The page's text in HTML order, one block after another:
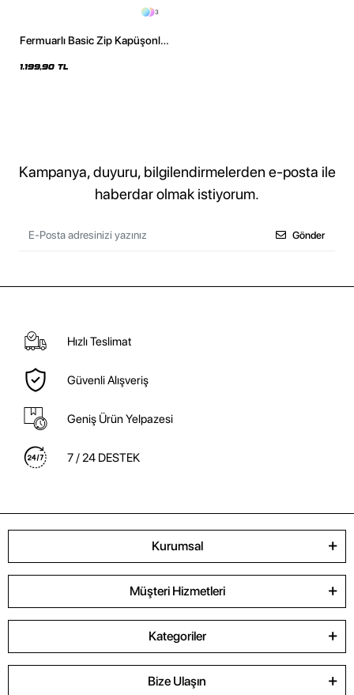
3
Fermuarlı Basic Zip Kapüşonlu
1.199,90 TL
Kampanya, duyuru, bilgilendirmelerden e-posta ile
haberdar olmak istiyorum.
Gönder
Hızlı Teslimat
Güvenli Alışveriş
Geniş Ürün Yelpazesi
7 / 24 DESTEK
Kurumsal
Müşteri Hizmetleri
Kategoriler
Bize Ulaşın